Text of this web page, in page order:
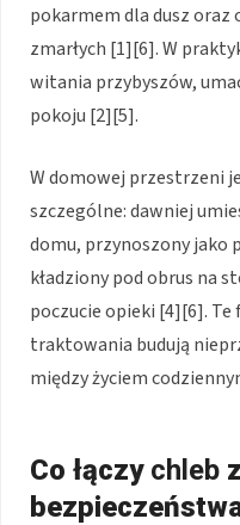
pokarmem dla dusz oraz
zmarłych [1][6]. W
witania przybyszów,
pokoju [2][5].
W domowej przestrzeni
szczególne: dawniej
domu, przynoszony jako
kładziony pod obrus na
poczucie opieki [4][6].
traktowania budują
między życiem
Co łączy chleb